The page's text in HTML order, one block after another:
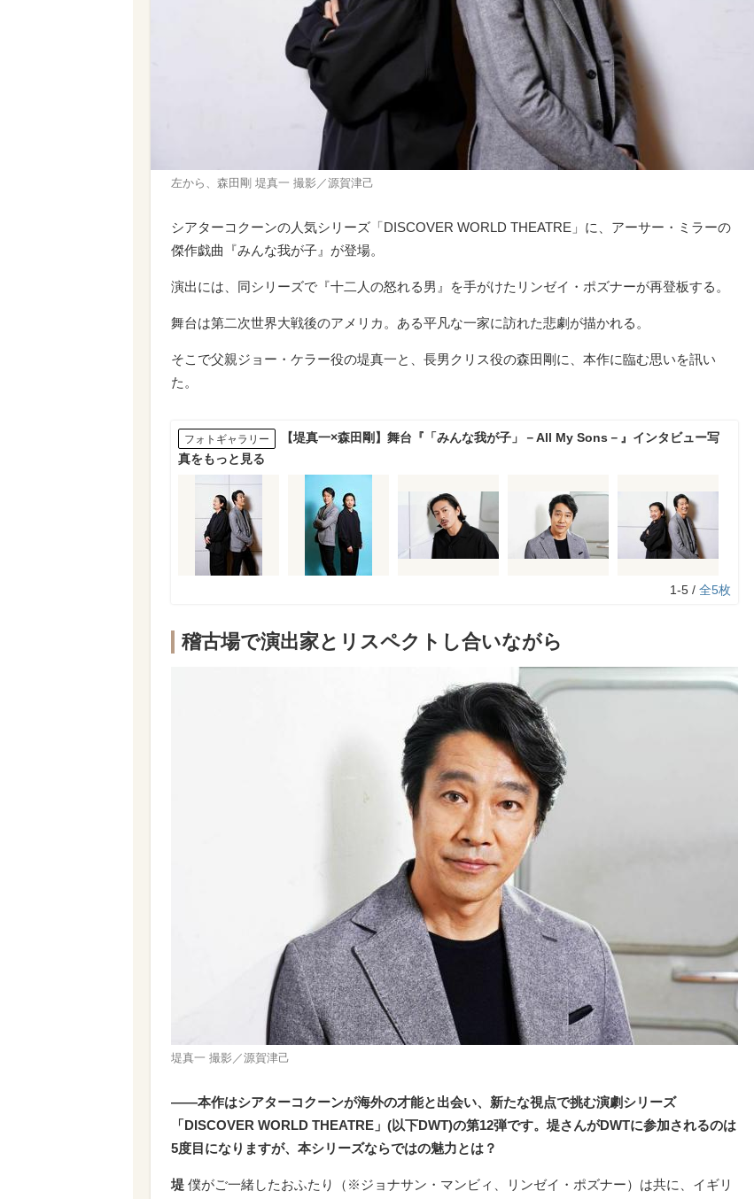
左から、森田剛 堤真一 撮影／源賀津己
シアターコクーンの人気シリーズ「DISCOVER WORLD THEATRE」に、アーサー・ミラーの
傑作戯曲『みんな我が子』が登場。
演出には、同シリーズで『十二人の怒れる男』を手がけたリンゼイ・ポズナーが再登板する。
舞台は第二次世界大戦後のアメリカ。ある平凡な一家に訪れた悲劇が描かれる。
そこで父親ジョー・ケラー役の堤真一と、長男クリス役の森田剛に、本作に臨む思いを訊い
た。
フォトギャラリー
【堤真一×森田剛】舞台『「みんな我が子」－All My Sons－』インタビュー写
真をもっと見る
1-5 / 全5枚
稽古場で演出家とリスペクトし合いながら
堤真一 撮影／源賀津己
――本作はシアターコクーンが海外の才能と出会い、新たな視点で挑む演劇シリーズ
「DISCOVER WORLD THEATRE」(以下DWT)の第12弾です。堤さんがDWTに参加されるのは
5度目になりますが、本シリーズならではの魅力とは？
堤 僕がご一緒したおふたり（※ジョナサン・マンビィ、リンゼイ・ポズナー）は共に、イギリ